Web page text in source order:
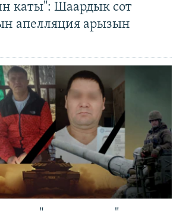
каты": Шаардык сот
апелляция арызын